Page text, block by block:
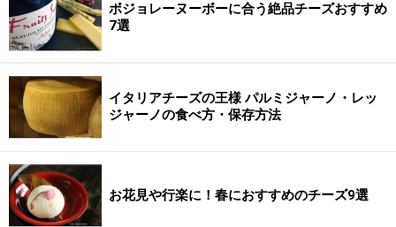
私が最初にブリーを食べたときには「白カビチーズね、
カマンベールみたい」という、食べやすいチーズの王道
のような感想でした。
でも、たくさんのチー ズを食べ、いろんなチーズに出会
った今、それだけではすまされない奥深いものを感じる
ように。どんなにクセの強いチーズよりも、いろいろな
味、旨み、そして芳香があります。ミルキーなのに、藁
やナッツのような香ばしい香り。まさに、チーズを食べ
ボジョレーヌーボーに合う絶品チーズおすすめ
7選
イタリアチーズの王様 パルミジャーノ・レッ
ジャーノの食べ方・保存方法
お花見や行楽に！春におすすめのチーズ9選